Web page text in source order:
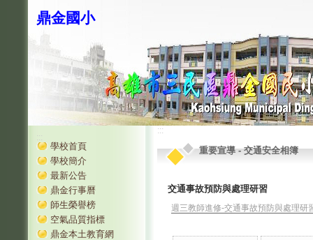
鼎金國小
:::
學校首頁
學校簡介
最新公告
鼎金行事曆
師生榮譽榜
空氣品質指標
鼎金本土教育網
:::
重要宣導-交通安全相簿
交通事故預防與處理研習
週三教師進修-交通事故預防與處理研